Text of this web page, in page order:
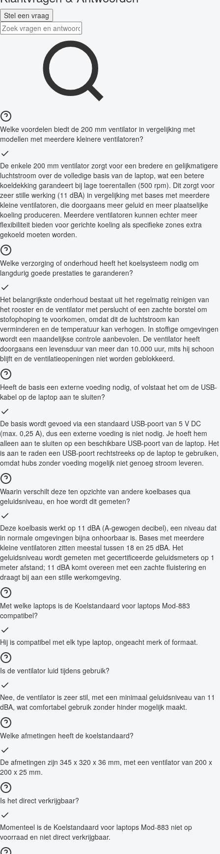
Stel een vraag
Welke voordelen biedt de 200 mm ventilator in vergelijking met
modellen met meerdere kleinere ventilatoren?
De enkele 200 mm ventilator zorgt voor een bredere en gelijkmatigere
luchtstroom over de volledige basis van de laptop, wat een betere
koeldekking garandeert bij lage toerentallen (500 rpm). Dit zorgt voor
zeer stille werking (11 dBA) in vergelijking met bases met meerdere
kleine ventilatoren, die doorgaans meer geluid en meer plaatselijke
koeling produceren. Meerdere ventilatoren kunnen echter meer
flexibiliteit bieden voor gerichte koeling als specifieke zones extra
gekoeld moeten worden.
Welke verzorging of onderhoud heeft het koelsysteem nodig om
langdurig goede prestaties te garanderen?
Het belangrijkste onderhoud bestaat uit het regelmatig reinigen van
het rooster en de ventilator met perslucht of een zachte borstel om
stofophoping te voorkomen, omdat dit de luchtstroom kan
verminderen en de temperatuur kan verhogen. In stoffige omgevingen
wordt een maandelijkse controle aanbevolen. De ventilator heeft
doorgaans een levensduur van meer dan 10.000 uur, mits hij schoon
blijft en de ventilatieopeningen niet worden geblokkeerd.
Heeft de basis een externe voeding nodig, of volstaat het om de USB-
kabel op de laptop aan te sluiten?
De basis wordt gevoed via een standaard USB-poort van 5 V DC
(max. 0,25 A), dus een externe voeding is niet nodig. Je hoeft hem
alleen aan te sluiten op een beschikbare USB-poort van de laptop. Het
is aan te raden een USB-poort rechtstreeks op de laptop te gebruiken,
omdat hubs zonder voeding mogelijk niet genoeg stroom leveren.
Waarin verschilt deze ten opzichte van andere koelbases qua
geluidsniveau, en hoe wordt dit gemeten?
Deze koelbasis werkt op 11 dBA (A-gewogen decibel), een niveau dat
in normale omgevingen bijna onhoorbaar is. Bases met meerdere
kleine ventilatoren zitten meestal tussen 18 en 25 dBA. Het
geluidsniveau wordt gemeten met gecertificeerde geluidsmeters op 1
meter afstand; 11 dBA komt overeen met een zachte fluistering en
draagt bij aan een stille werkomgeving.
Met welke laptops is de Koelstandaard voor laptops Mod-883
compatibel?
Hij is compatibel met elk type laptop, ongeacht merk of formaat.
Is de ventilator luid tijdens gebruik?
Nee, de ventilator is zeer stil, met een minimaal geluidsniveau van 11
dBA, wat comfortabel gebruik zonder hinder mogelijk maakt.
Welke afmetingen heeft de koelstandaard?
De afmetingen zijn 345 x 320 x 36 mm, met een ventilator van 200 x
200 x 25 mm.
Is het direct verkrijgbaar?
Momenteel is de Koelstandaard voor laptops Mod-883 niet op
voorraad en niet direct verkrijgbaar.